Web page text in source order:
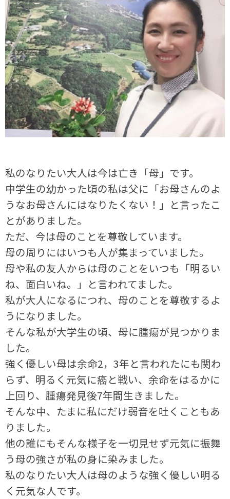
私のなりたい大人は今は亡き「母」です。
中学生の幼かった頃の私は父に「お母さんのよ
うなお母さんにはなりたくない！」と言ったこ
とがありました。
ただ、今は母のことを尊敬しています。
母の周りにはいつも人が集まっていました。
母や私の友人からは母のことをいつも「明るい
ね、面白いね。」と言われてました。
私が大人になるにつれ、母のことを尊敬するよ
うになりました。
そんな私が大学生の頃、母に腫瘍が見つかりま
した。
強く優しい母は余命2，3年と言われたにも関わ
らず、明るく元気に癌と戦い、余命をはるかに
上回り、腫瘍発見後7年間生きました。
そんな中、たまに私にだけ弱音を吐くこともあ
りました。
他の誰にもそんな様子を一切見せず元気に振舞
う母の強さが私の身に染みました。
私のなりたい大人は母のような強く優しい明る
く元気な人です。